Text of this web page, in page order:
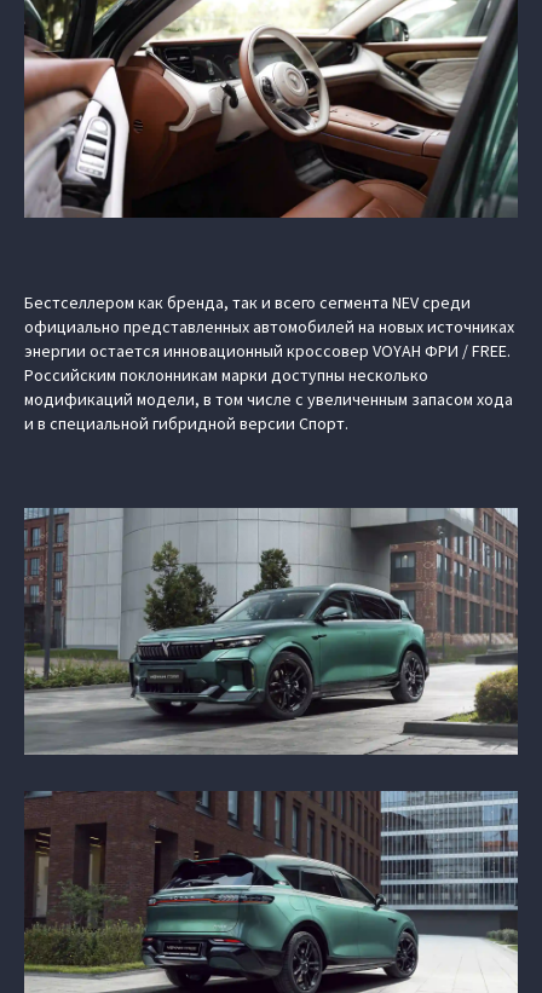
Бестселлером как бренда, так и всего сегмента NEV среди
официально представленных автомобилей на новых источниках
энергии остается инновационный кроссовер VOYAH ФРИ / FREE.
Российским поклонникам марки доступны несколько
модификаций модели, в том числе с увеличенным запасом хода
и в специальной гибридной версии Спорт.